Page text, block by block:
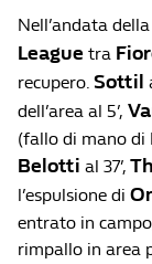
Nell’andata della
League tra
recupero. Sottil
dell’area al 5’,
(fallo di mano di
Belotti al 37’,
l’espulsione di
entrato in
rimpallo in area